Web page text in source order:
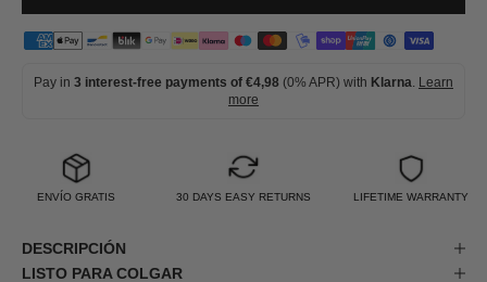
Pay in 3 interest-free payments of €4,98 (0% APR) with Klarna. Learn
more
ENVÍO GRATIS 30 DAYS EASY RETURNS LIFETIME WARRANTY
DESCRIPCIÓN
LISTO PARA COLGAR